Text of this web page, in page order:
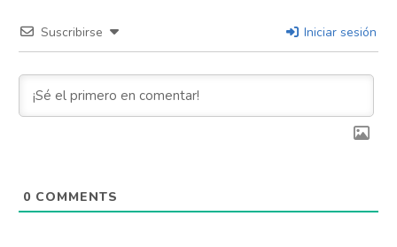
Suscribirse Iniciar sesión
0 COMMENTS